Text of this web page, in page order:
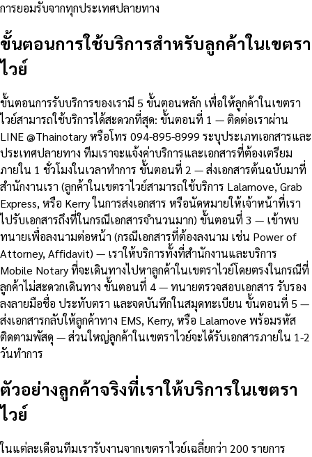
การยอมรับจากทุกประเทศปลายทาง
ขั้นตอนการใช้บริการสำหรับลูกค้าในเขตรา
ไวย์
ขั้นตอนการรับบริการของเรามี 5 ขั้นตอนหลัก เพื่อให้ลูกค้าในเขตรา
ไวย์สามารถใช้บริการได้สะดวกที่สุด: ขั้นตอนที่ 1 — ติดต่อเราผ่าน
LINE @Thainotary หรือโทร 094-895-8999 ระบุประเภทเอกสารและ
ประเทศปลายทาง ทีมเราจะแจ้งค่าบริการและเอกสารที่ต้องเตรียม
ภายใน 1 ชั่วโมงในเวลาทำการ ขั้นตอนที่ 2 — ส่งเอกสารต้นฉบับมาที่
สำนักงานเรา (ลูกค้าในเขตราไวย์สามารถใช้บริการ Lalamove, Grab
Express, หรือ Kerry ในการส่งเอกสาร หรือนัดหมายให้เจ้าหน้าที่เรา
ไปรับเอกสารถึงที่ในกรณีเอกสารจำนวนมาก) ขั้นตอนที่ 3 — เข้าพบ
ทนายเพื่อลงนามต่อหน้า (กรณีเอกสารที่ต้องลงนาม เช่น Power of
Attorney, Affidavit) — เราให้บริการทั้งที่สำนักงานและบริการ
Mobile Notary ที่จะเดินทางไปหาลูกค้าในเขตราไวย์โดยตรงในกรณีที่
ลูกค้าไม่สะดวกเดินทาง ขั้นตอนที่ 4 — ทนายตรวจสอบเอกสาร รับรอง
ลงลายมือชื่อ ประทับตรา และจดบันทึกในสมุดทะเบียน ขั้นตอนที่ 5 —
ส่งเอกสารกลับให้ลูกค้าทาง EMS, Kerry, หรือ Lalamove พร้อมรหัส
ติดตามพัสดุ — ส่วนใหญ่ลูกค้าในเขตราไวย์จะได้รับเอกสารภายใน 1-2
วันทำการ
ตัวอย่างลูกค้าจริงที่เราให้บริการในเขตรา
ไวย์
ในแต่ละเดือนทีมเรารับงานจากเขตราไวย์เฉลี่ยกว่า 200 รายการ